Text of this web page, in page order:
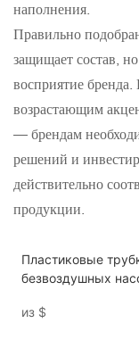
наполнения.
Правильно
защищает состав,
восприятие
возрастающим
— брендам
решений и
действительно
продукции.
Пластиковые
безвоздушных
прозрачной
из $